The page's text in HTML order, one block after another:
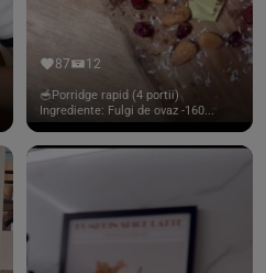
87 12
🥣Porridge rapid (4 portii)
Ingrediente: Fulgi de ovaz -160...